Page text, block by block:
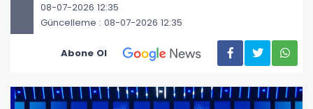
08-07-2026 12:35
Güncelleme : 08-07-2026 12:35
Abone Ol